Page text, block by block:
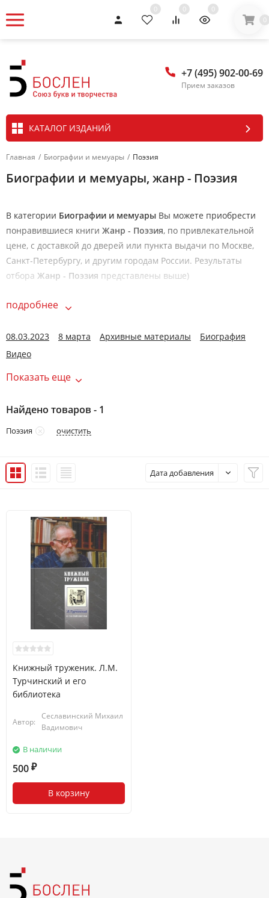
0 0
0
0
+7 (495) 902-00-69
Прием заказов
КАТАЛОГ ИЗДАНИЙ
Главная / Биографии и мемуары / Поэзия
Биографии и мемуары, жанр - Поэзия
В категории Биографии и мемуары Вы можете приобрести
понравившиеся книги Жанр - Поэзия, по привлекательной
цене, с доставкой до дверей или пункта выдачи по Москве,
Санкт-Петербургу, и другим городам России. Результаты
отбора Жанр - Поэзия представлены выше)
подробнее
08.03.2023 8 марта Архивные материалы
Биография
Видео
Показать еще
Найдено товаров - 1
Поэзия очистить
Дата добавления
Книжный труженик. Л.М.
Турчинский и его
библиотека
Автор:
Сеславинский Михаил
Вадимович
В наличии
500 ₽
В корзину